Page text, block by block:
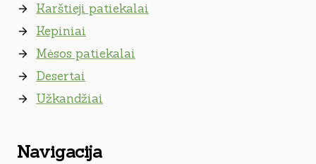
Karštieji patiekalai
Kepiniai
Mėsos patiekalai
Desertai
Užkandžiai
Navigacija